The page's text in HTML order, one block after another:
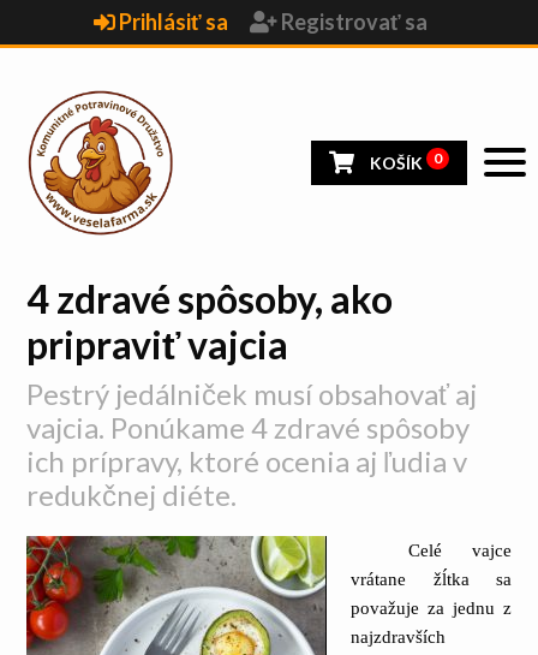
Prihlásiť sa Registrovať sa
KOŠÍK 0
4 zdravé spôsoby, ako
pripraviť vajcia
Pestrý jedálniček musí obsahovať aj
vajcia. Ponúkame 4 zdravé spôsoby
ich prípravy, ktoré ocenia aj ľudia v
redukčnej diéte.
Celé vajce
vrátane žĺtka sa
považuje za jednu z
najzdravších